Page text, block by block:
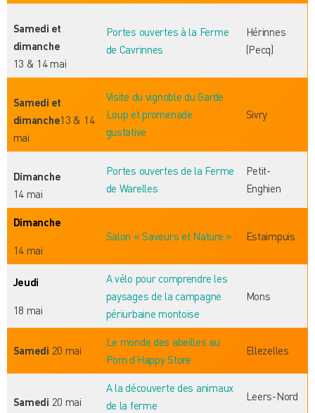
Samedi et
dimanche
13 & 14 mai
Portes ouvertes à la Ferme
de Cavrinnes
Hérinnes
(Pecq)
Samedi et
dimanche13 & 14
mai
Visite du vignoble du Garde
Loup et promenade
gustative
Sivry
Dimanche
14 mai
Portes ouvertes de la Ferme
de Warelles
Petit-
Enghien
Dimanche
14 mai
Salon « Saveurs et Nature » Estaimpuis
Jeudi
18 mai
A vélo pour comprendre les
paysages de la campagne
périurbaine montoise
Mons
Samedi 20 mai
Le monde des abeilles au
Pom d’Happy Store
Ellezelles
Samedi 20 mai
A la découverte des animaux
de la ferme
Leers-Nord